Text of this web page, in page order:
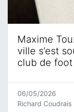
Maxime
ville s’est
club de foot
06/05/2026
Richard Coudrais